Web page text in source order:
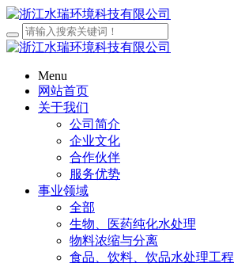
Menu
网站首页
关于我们
公司简介
企业文化
合作伙伴
服务优势
事业领域
全部
生物、医药纯化水处理
物料浓缩与分离
食品、饮料、饮品水处理工程